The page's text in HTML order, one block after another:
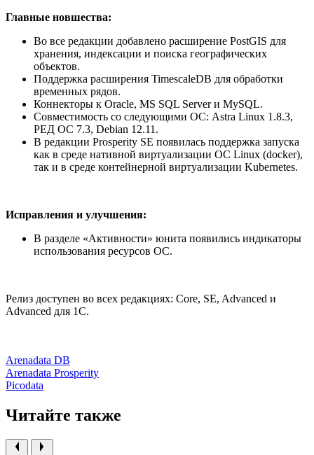
Главные новшества:
Во все редакции добавлено расширение PostGIS для
хранения, индексации и поиска географических
объектов.
Поддержка расширения TimescaleDB для обработки
временных рядов.
Коннекторы к Oracle, MS SQL Server и MySQL.
Совместимость со следующими ОС: Astra Linux 1.8.3,
РЕД ОС 7.3, Debian 12.11.
В редакции Prosperity SE появилась поддержка запуска
как в среде нативной виртуализации ОС Linux (docker),
так и в среде контейнерной виртуализации Kubernetes.
Исправления и улучшения:
В разделе «Активности» юнита появились индикаторы
использования ресурсов ОС.
Релиз доступен во всех редакциях: Core, SE, Advanced и
Advanced для 1С.
Arenadata DB
Arenadata Prosperity
Picodata
Читайте также